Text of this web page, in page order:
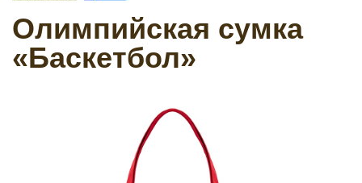
Олимпийская сумка
«Баскетбол»